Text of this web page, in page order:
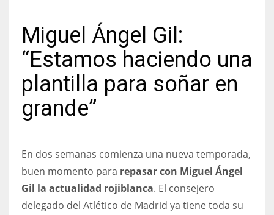
3
ATL
24
Miguel Ángel Gil:
“Estamos haciendo una
plantilla para soñar en
grande”
En dos semanas comienza una nueva temporada,
buen momento para repasar con Miguel Ángel
Gil la actualidad rojiblanca. El consejero
delegado del Atlético de Madrid ya tiene toda su